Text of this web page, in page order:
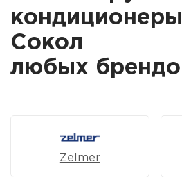
Сокол
любых
Zelmer